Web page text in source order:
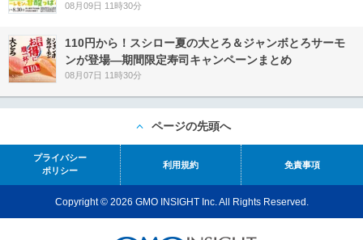
08月09日 11時30分
110円から！スシロー夏の大とろ＆ジャンボとろサーモ
ンが登場―期間限定寿司キャンペーンまとめ
08月07日 11時30分
ページの先頭へ
プライバシー
ポリシー
利用規約 免責事項
Copyright © 2026 GMO INSIGHT Inc. All Rights Reserved.